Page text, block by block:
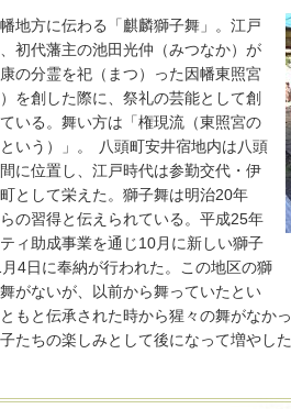
地方に伝わる「麒麟獅子舞」。江戸
初代藩主の池田光仲（みつなか）が
の分霊を祀（まつ）った因幡東照宮
）を創した際に、祭礼の芸能として創
いる。舞い方は「権現流（東照宮の
いう）」。 八頭町安井宿地内は八頭
に位置し、江戸時代は参勤交代・伊
として栄えた。獅子舞は明治20年
の習得と伝えられている。平成25年
ィ助成事業を通じ10月に新しい獅子
4日に奉納が行われた。この地区の獅
がないが、以前から舞っていたとい
もと伝承された時から猩々の舞がなか
たちの楽しみとして後になって増やした